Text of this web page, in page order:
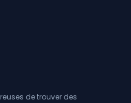
de trouver des